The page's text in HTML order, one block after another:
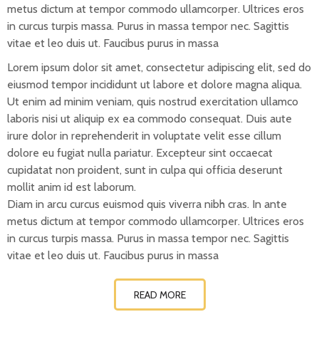
metus dictum at tempor commodo ullamcorper. Ultrices eros
in curcus turpis massa. Purus in massa tempor nec. Sagittis
vitae et leo duis ut. Faucibus purus in massa
Lorem ipsum dolor sit amet, consectetur adipiscing elit, sed do
eiusmod tempor incididunt ut labore et dolore magna aliqua.
Ut enim ad minim veniam, quis nostrud exercitation ullamco
laboris nisi ut aliquip ex ea commodo consequat. Duis aute
irure dolor in reprehenderit in voluptate velit esse cillum
dolore eu fugiat nulla pariatur. Excepteur sint occaecat
cupidatat non proident, sunt in culpa qui officia deserunt
mollit anim id est laborum.
Diam in arcu curcus euismod quis viverra nibh cras. In ante
metus dictum at tempor commodo ullamcorper. Ultrices eros
in curcus turpis massa. Purus in massa tempor nec. Sagittis
vitae et leo duis ut. Faucibus purus in massa
READ MORE